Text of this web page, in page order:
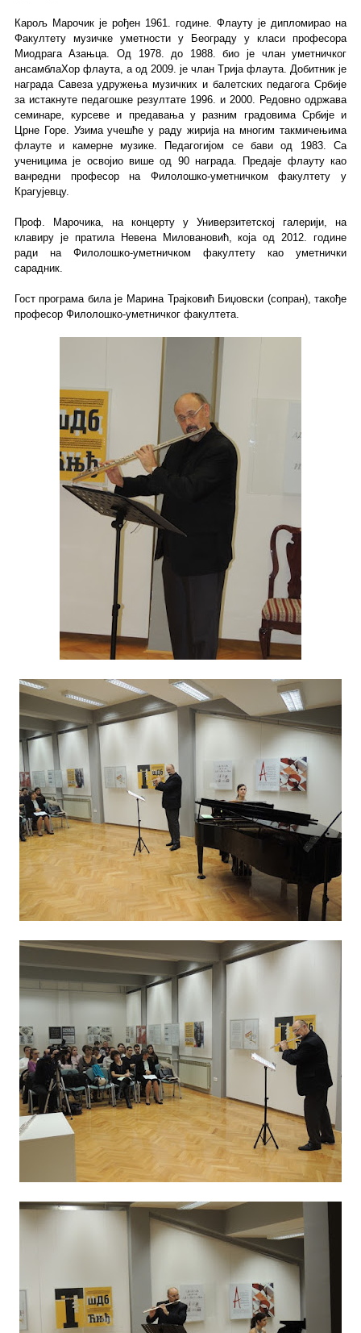
Карољ Марочик је рођен 1961. године. Флауту је дипломирао на
Факултету музичке уметности у Београду у класи професора
Миодрага Азањца. Од 1978. до 1988. био је члан уметничког
ансамблаХор флаута, а од 2009. је члан Tријa флаута. Добитник је
награда Савеза удружења музичких и балетских педагога Србије
за истакнуте педагошке резултате 1996. и 2000. Редовно одржава
семинаре, курсеве и предавања у разним градовима Србије и
Црне Горе. Узима учешће у раду жирија на многим такмичењима
флауте и камерне музике. Педагогијом се бави од 1983. Са
ученицима је освојио више од 90 награда. Предаје флауту као
ванредни професор на Филолошко-уметничком факултету у
Крагујевцу.
Проф. Марочика, на концерту у Универзитетској галерији, на
клавиру је пратила Невена Миловановић, која од 2012. године
ради на Филолошко-уметничком факултету као уметнички
сарадник.
Гост програма била је Марина Трајковић Биџовски (сопран), такође
професор Филолошко-уметничког факултета.